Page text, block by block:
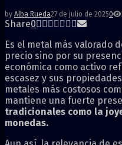
by Alba Rueda27 de julio de 20250
Share0
Es el metal más valorado
precio sino por su
económica como activo
escasez y sus
metales más costosos
mantiene una fuerte
tradicionales como la
monedas.